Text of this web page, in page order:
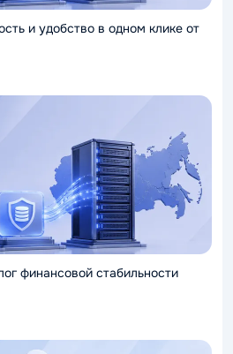
и удобство в одном клике от
финансовой стабильности